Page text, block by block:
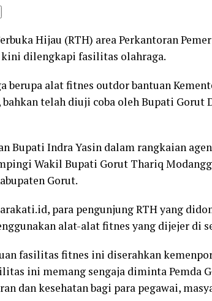
Hijau (RTH) area Perkantoran
dilengkapi fasilitas olahraga.
berupa alat fitnes outdor bantuan
telah diuji coba oleh Bupati Gorut
Bupati Indra Yasin dalam rangkaian
Wakil Bupati Gorut Thariq
Gorut.
para pengunjung RTH yang
alat-alat fitnes yang dijejer di
fasilitas fitnes ini diserahkan
ini memang sengaja diminta Pemda
dan kesehatan bagi para pegawai,